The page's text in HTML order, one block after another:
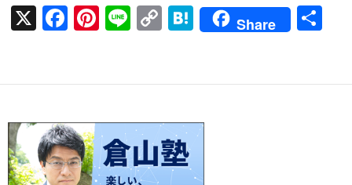
X
F
b
o
o
k
Pi
es
t
Li
C
y
Li
n
k
H
n
a
Share